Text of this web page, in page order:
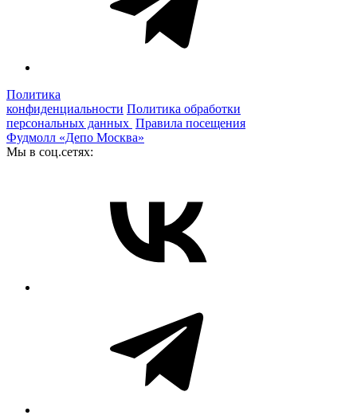
Политика
конфиденциальности Политика обработки
персональных данных Правила посещения
Фудмолл «Депо Москва»
Мы в соц.сетях: